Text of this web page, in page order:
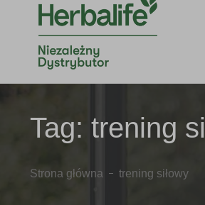
Tag: trening
Strona główna trening siłowy